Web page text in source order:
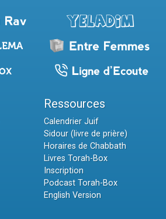
Ressources
Calendrier Juif
Sidour (livre de prière)
Horaires de Chabbath
Livres Torah-Box
Inscription
Podcast Torah-Box
English Version